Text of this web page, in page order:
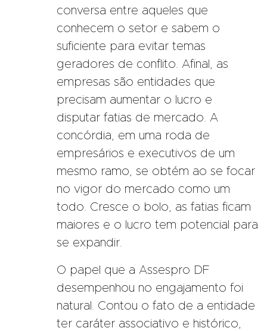
conversa entre aqueles que
conhecem o setor e sabem o
suficiente para evitar temas
geradores de conflito. Afinal, as
empresas são entidades que
precisam aumentar o lucro e
disputar fatias de mercado. A
concórdia, em uma roda de
empresários e executivos de um
mesmo ramo, se obtém ao se focar
no vigor do mercado como um
todo. Cresce o bolo, as fatias ficam
maiores e o lucro tem potencial para
se expandir.
O papel que a Assespro DF
desempenhou no engajamento foi
natural. Contou o fato de a entidade
ter caráter associativo e histórico,